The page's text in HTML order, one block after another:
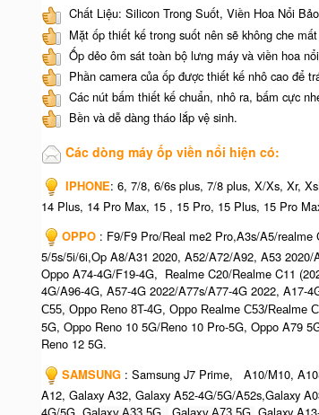
Chất Liệu: Silicon Trong Suốt, Viền Hoa Nổi
Mặt ốp thiết kế trong suốt nên sẽ không che
Ốp dẻo ôm sát toàn bộ lưng máy và viền hoa
Phần camera của ốp được thiết kế nhô cao để
Các nút bấm thiết kế chuẩn, nhô ra, bấm cực
Bền và dễ dàng tháo lắp vệ sinh.
Các dòng máy ốp viền nổi hiện có:
IPHONE: 6, 7/8, 6/6s plus, 7/8 plus, X/Xs, Xr,
14 Plus, 14 Pro Max, 15 , 15 Pro, 15 Plus, 15 Pro
OPPO : F9/F9 Pro/Real me2 Pro,A3s/A5/
5/5s/5i/6i,Op A8/A31 2020, A52/A72/A92, A53
Oppo A74-4G/F19-4G, Realme C20/Realme C11
4G/A96-4G, A57-4G 2022/A77s/A77-4G 2022, A17-
C55, Oppo Reno 8T-4G, Oppo Realme C53/Realme
5G, Oppo Reno 10 5G/Reno 10 Pro-5G, Oppo A79
Reno 12 5G.
SAMSUNG : Samsung J7 Prime, A10/M10,
A12, Galaxy A32, Galaxy A52-4G/5G/A52s,Galaxy